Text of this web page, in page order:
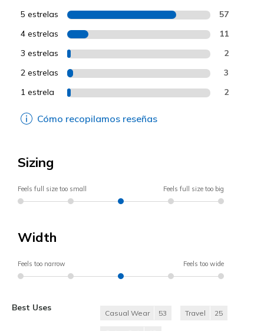
5 estrelas 57
4 estrelas 11
3 estrelas 2
2 estrelas 3
1 estrela 2
Cómo recopilamos reseñas
Sizing
Feels full size too small Feels full size too big
Width
Feels too narrow Feels too wide
Best Uses
Casual Wear 53 Travel 25